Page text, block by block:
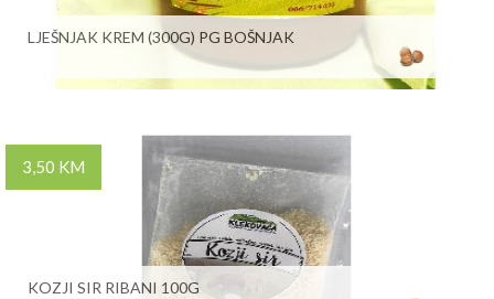
LJEŠNJAK KREM (300G) PG BOŠNJAK
3,50 KM
KOZJI SIR RIBANI 100G